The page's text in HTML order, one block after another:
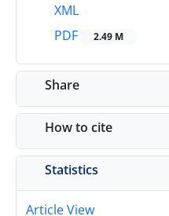
XML
PDF
2.49 M
Share
How to cite
Statistics
Article View